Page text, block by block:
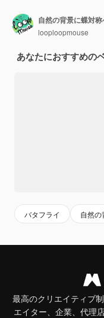
自然の背景に蝶対
looploopmouse
あなたにおすすめの
バタフライ 自然の
最高のクリエイティブ
エイター、企業、代理